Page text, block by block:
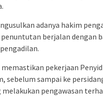
adanya hakim
berjalan dengan
pekerjaan
sebelum sampai ke
melakukan pengawasan